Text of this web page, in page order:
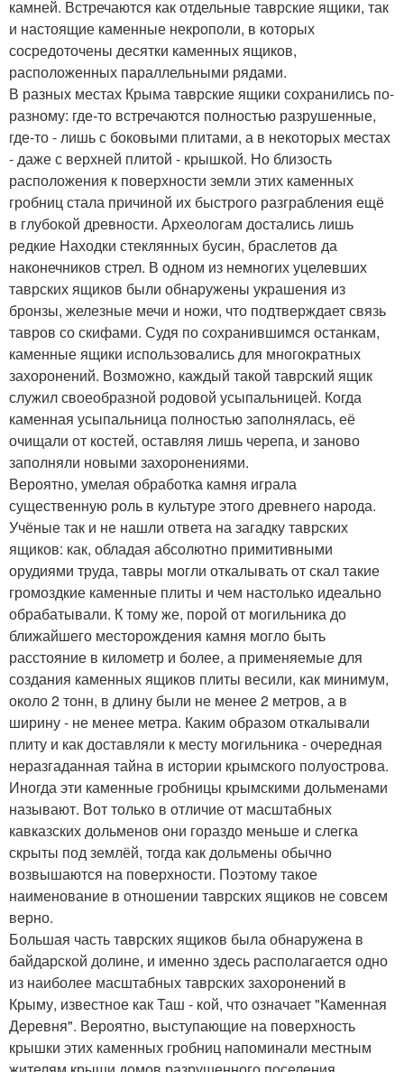
камней. Встречаются как отдельные таврские ящики, так
и настоящие каменные некрополи, в которых
сосредоточены десятки каменных ящиков,
расположенных параллельными рядами.
В разных местах Крыма таврские ящики сохранились по-
разному: где-то встречаются полностью разрушенные,
где-то - лишь с боковыми плитами, а в некоторых местах
- даже с верхней плитой - крышкой. Но близость
расположения к поверхности земли этих каменных
гробниц стала причиной их быстрого разграбления ещё
в глубокой древности. Археологам достались лишь
редкие Находки стеклянных бусин, браслетов да
наконечников стрел. В одном из немногих уцелевших
таврских ящиков были обнаружены украшения из
бронзы, железные мечи и ножи, что подтверждает связь
тавров со скифами. Судя по сохранившимся останкам,
каменные ящики использовались для многократных
захоронений. Возможно, каждый такой таврский ящик
служил своеобразной родовой усыпальницей. Когда
каменная усыпальница полностью заполнялась, её
очищали от костей, оставляя лишь черепа, и заново
заполняли новыми захоронениями.
Вероятно, умелая обработка камня играла
существенную роль в культуре этого древнего народа.
Учёные так и не нашли ответа на загадку таврских
ящиков: как, обладая абсолютно примитивными
орудиями труда, тавры могли откалывать от скал такие
громоздкие каменные плиты и чем настолько идеально
обрабатывали. К тому же, порой от могильника до
ближайшего месторождения камня могло быть
расстояние в километр и более, а применяемые для
создания каменных ящиков плиты весили, как минимум,
около 2 тонн, в длину были не менее 2 метров, а в
ширину - не менее метра. Каким образом откалывали
плиту и как доставляли к месту могильника - очередная
неразгаданная тайна в истории крымского полуострова.
Иногда эти каменные гробницы крымскими дольменами
называют. Вот только в отличие от масштабных
кавказских дольменов они гораздо меньше и слегка
скрыты под землёй, тогда как дольмены обычно
возвышаются на поверхности. Поэтому такое
наименование в отношении таврских ящиков не совсем
верно.
Большая часть таврских ящиков была обнаружена в
байдарской долине, и именно здесь располагается одно
из наиболее масштабных таврских захоронений в
Крыму, известное как Таш - кой, что означает "Каменная
Деревня". Вероятно, выступающие на поверхность
крышки этих каменных гробниц напоминали местным